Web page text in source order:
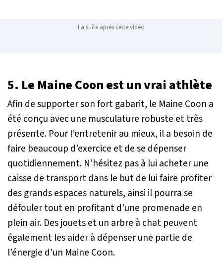
La suite après cette vidéo
5. Le Maine Coon est un vrai athlète
Afin de supporter son fort gabarit, le Maine Coon a
été conçu avec une musculature robuste et très
présente. Pour l’entretenir au mieux, il a besoin de
faire beaucoup d’exercice et de se dépenser
quotidiennement. N’hésitez pas à lui acheter une
caisse de transport dans le but de lui faire profiter
des grands espaces naturels, ainsi il pourra se
défouler tout en profitant d’une promenade en
plein air. Des jouets et un arbre à chat peuvent
également les aider à dépenser une partie de
l’énergie d’un Maine Coon.